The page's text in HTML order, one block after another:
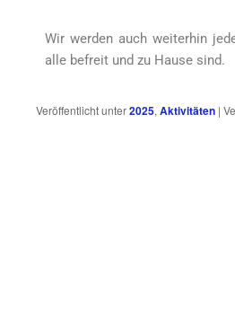
Wir werden auch weiterhin
alle befreit und zu Hause sind.
Veröffentlicht unter2025, Aktivitäten |